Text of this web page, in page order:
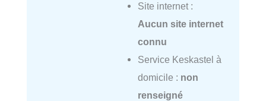
Site internet :
Aucun site internet
connu
Service Keskastel à
domicile : non
renseigné